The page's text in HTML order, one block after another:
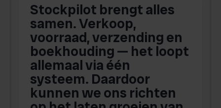
Stockpilot brengt alles
samen. Verkoop,
voorraad, verzending en
boekhouding — het loopt
allemaal via één
systeem. Daardoor
kunnen we ons richten